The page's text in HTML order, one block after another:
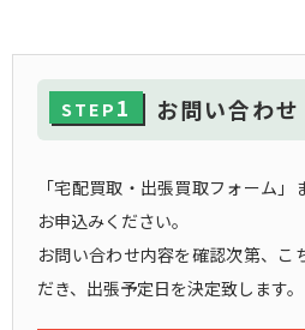
STEP1 お問い合わせ
「宅配買取・出張買取フォーム
お申込みください。
お問い合わせ内容を確認次第、こ
だき、出張予定日を決定致します。